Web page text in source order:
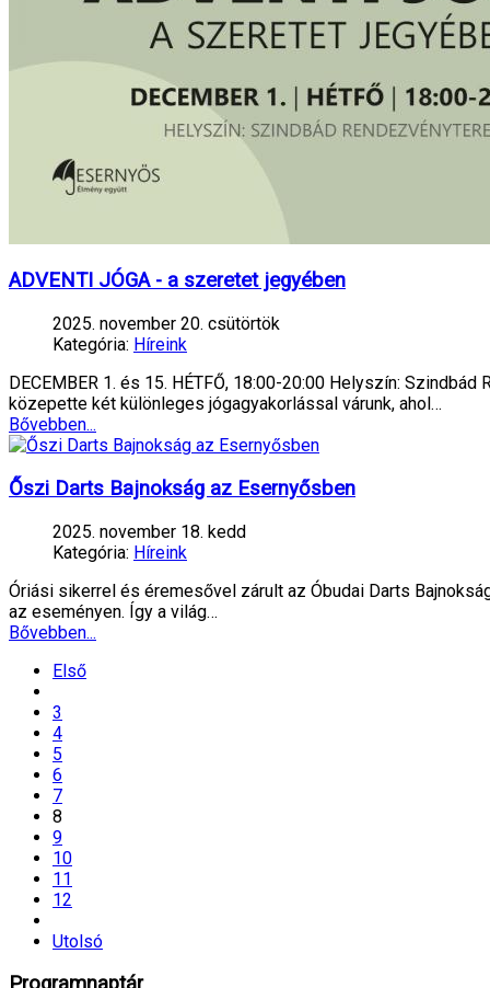
ADVENTI JÓGA - a szeretet jegyében
2025. november 20. csütörtök
Kategória: Híreink
DECEMBER 1. és 15. HÉTFŐ, 18:00-20:00 Helyszín:
közepette két különleges jógagyakorlással várunk, ahol…
Bővebben...
Őszi Darts Bajnokság az Esernyősben
2025. november 18. kedd
Kategória: Híreink
Óriási sikerrel és éremesővel zárult az Óbudai Darts
az eseményen. Így a világ…
Bővebben...
Első
3
4
5
6
7
8
9
10
11
12
Utolsó